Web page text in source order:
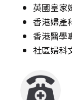
英國皇家
香港婦產
香港醫學
社區婦科